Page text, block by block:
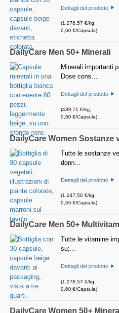
Dettagli del prodotto
(1.278,57 €/kg,
0,60 €/Capsula)
DailyCare Men 50+ Minerali
Minerali importanti
Dose cons…
Dettagli del prodotto
(439,71 €/kg,
0,50 €/Capsula)
DailyCare Women Sostanze
Tutte le sostanze
donn…
Dettagli del prodotto
(1.247,50 €/kg,
0,55 €/Capsula)
DailyCare Men 50+
Tutte le vitamine
su;…
Dettagli del prodotto
(1.278,57 €/kg,
0,60 €/Capsula)
DailyCare Women 50+